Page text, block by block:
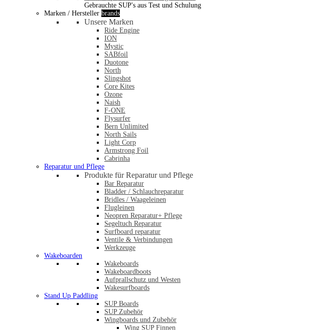
Gebrauchte SUP's aus Test und Schulung
Marken / Hersteller brands
Unsere Marken
Ride Engine
ION
Mystic
SABfoil
Duotone
North
Slingshot
Core Kites
Ozone
Naish
F-ONE
Flysurfer
Bern Unlimited
North Sails
Light Corp
Armstrong Foil
Cabrinha
Reparatur und Pflege
Produkte für Reparatur und Pflege
Bar Reparatur
Bladder / Schlauchreparatur
Bridles / Waageleinen
Flugleinen
Neopren Reparatur+ Pflege
Segeltuch Reparatur
Surfboard reparatur
Ventile & Verbindungen
Werkzeuge
Wakeboarden
Wakeboards
Wakeboardboots
Aufprallschutz und Westen
Wakesurfboards
Stand Up Paddling
SUP Boards
SUP Zubehör
Wingboards und Zubehör
Wing SUP Finnen